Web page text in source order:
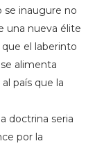
se inaugure no
una nueva élite
el laberinto
alimenta
país que la
doctrina seria
por la